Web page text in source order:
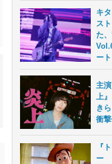
キ
ス
た
ート
主
上
き
衝
『
ー